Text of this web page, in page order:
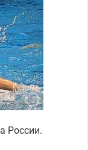
России.